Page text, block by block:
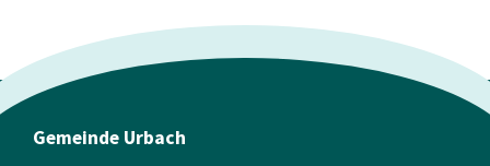
Gemeinde Urbach